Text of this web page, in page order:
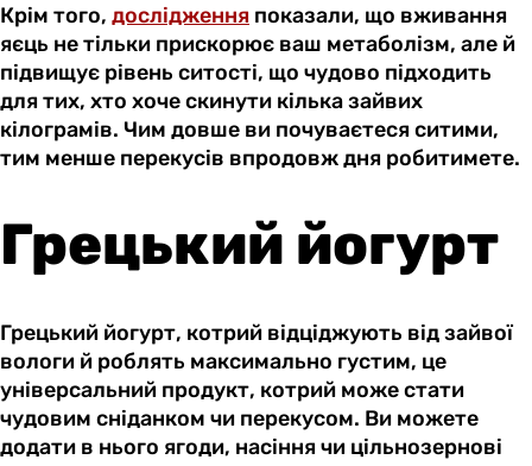
Крім того, дослідження показали, що вживання
яєць не тільки прискорює ваш метаболізм, але й
підвищує рівень ситості, що чудово підходить
для тих, хто хоче скинути кілька зайвих
кілограмів. Чим довше ви почуваєтеся ситими,
тим менше перекусів впродовж дня робитимете.
Грецький йогурт
Грецький йогурт, котрий відціджують від зайвої
вологи й роблять максимально густим, це
універсальний продукт, котрий може стати
чудовим сніданком чи перекусом. Ви можете
додати в нього ягоди, насіння чи цільнозернові